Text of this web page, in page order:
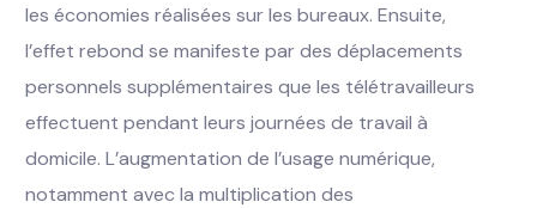
les économies réalisées sur les bureaux. Ensuite,
l’effet rebond se manifeste par des déplacements
personnels supplémentaires que les télétravailleurs
effectuent pendant leurs journées de travail à
domicile. L’augmentation de l’usage numérique,
notamment avec la multiplication des